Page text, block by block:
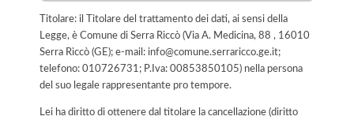
Titolare: il Titolare del trattamento dei dati, ai sensi della
Legge, è Comune di Serra Riccò (Via A. Medicina, 88 , 16010
Serra Riccò (GE); e-mail: info@comune.serraricco.ge.it;
telefono: 010726731; P.Iva: 00853850105) nella persona
del suo legale rappresentante pro tempore.
Lei ha diritto di ottenere dal titolare la cancellazione (diritto